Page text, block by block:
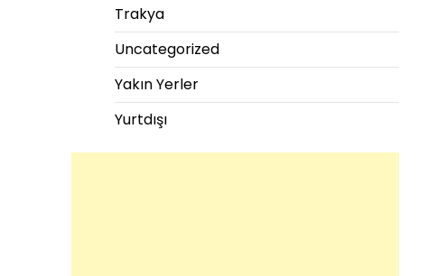
Trakya
Uncategorized
Yakın Yerler
Yurtdışı